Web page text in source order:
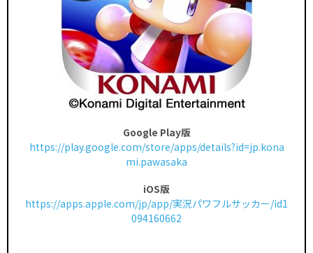
Google Play版
https://play.google.com/store/apps/details?id=jp.kona
mi.pawasaka
iOS版
https://apps.apple.com/jp/app/実況パワフルサッカー/id1
094160662